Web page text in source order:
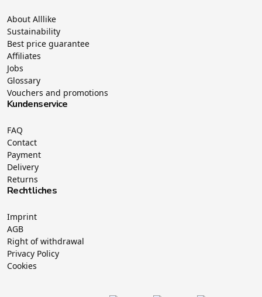
About Alllike
Sustainability
Best price guarantee
Affiliates
Jobs
Glossary
Vouchers and promotions
Kundenservice
FAQ
Contact
Payment
Delivery
Returns
Rechtliches
Imprint
AGB
Right of withdrawal
Privacy Policy
Cookies